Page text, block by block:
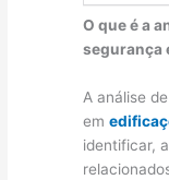
O que é a
segurança
A análise
em
identificar,